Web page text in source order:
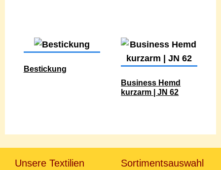
Bestickung
Business Hemd
kurzarm | JN 62
Unsere Textilien Sortimentsauswahl